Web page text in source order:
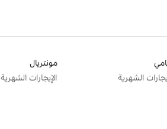
الشهرية
مونتريال
الإيجارات الشهرية